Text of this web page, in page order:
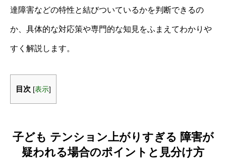
達障害などの特性と結びついているかを判断できるの
か、具体的な対応策や専門的な知見をふまえてわかりや
すく解説します。
目次 [表示]
子ども テンション上がりすぎる 障害が
疑われる場合のポイントと見分け方